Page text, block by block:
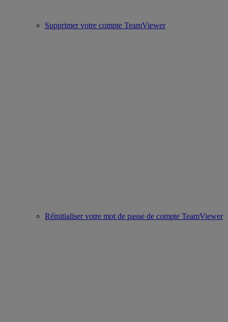
Supprimer votre compte TeamViewer
Réinitialiser votre mot de passe de compte TeamViewer